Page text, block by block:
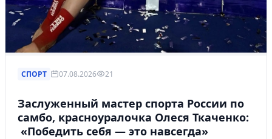
СПОРТ 07.08.2026 21
Заслуженный мастер спорта России по
самбо, красноуралочка Олеся Ткаченко:
«Победить себя — это навсегда»